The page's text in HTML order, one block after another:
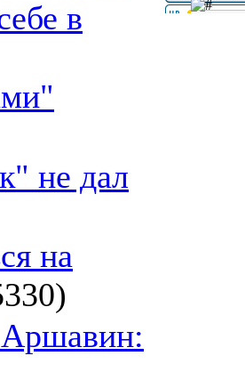
в
не дал
на